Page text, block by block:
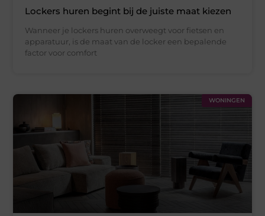
Lockers huren begint bij de juiste maat kiezen
Wanneer je lockers huren overweegt voor fietsen en
apparatuur, is de maat van de locker een bepalende
factor voor comfort
WONINGEN